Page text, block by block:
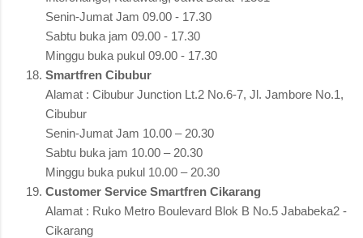
Senin-Jumat Jam 09.00 - 17.30
Sabtu buka jam 09.00 - 17.30
Minggu buka pukul 09.00 - 17.30
Smartfren Cibubur
Alamat : Cibubur Junction Lt.2 No.6-7, Jl. Jambore No.1,
Cibubur
Senin-Jumat Jam 10.00 – 20.30
Sabtu buka jam 10.00 – 20.30
Minggu buka pukul 10.00 – 20.30
Customer Service Smartfren Cikarang
Alamat : Ruko Metro Boulevard Blok B No.5 Jababeka2 -
Cikarang